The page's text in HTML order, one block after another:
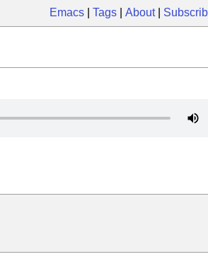
Emacs Tags About|